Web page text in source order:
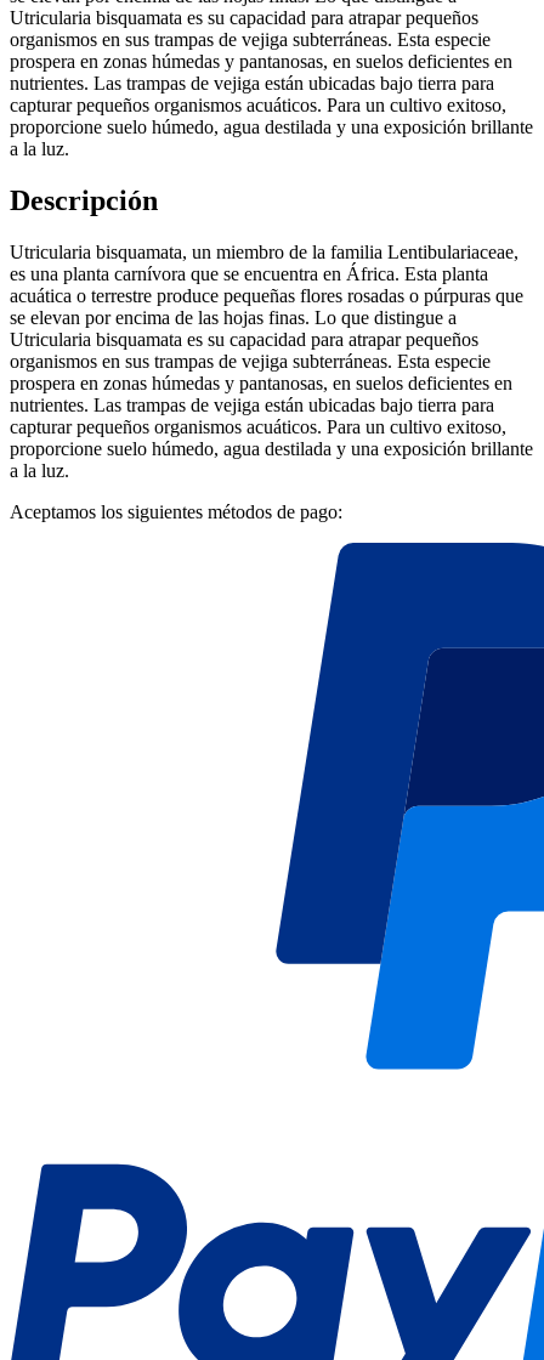
Utricularia bisquamata es su capacidad para atrapar pequeños
organismos en sus trampas de vejiga subterráneas. Esta especie
prospera en zonas húmedas y pantanosas, en suelos deficientes en
nutrientes. Las trampas de vejiga están ubicadas bajo tierra para
capturar pequeños organismos acuáticos. Para un cultivo exitoso,
proporcione suelo húmedo, agua destilada y una exposición brillante
a la luz.
Descripción
Utricularia bisquamata, un miembro de la familia Lentibulariaceae,
es una planta carnívora que se encuentra en África. Esta planta
acuática o terrestre produce pequeñas flores rosadas o púrpuras que
se elevan por encima de las hojas finas. Lo que distingue a
Utricularia bisquamata es su capacidad para atrapar pequeños
organismos en sus trampas de vejiga subterráneas. Esta especie
prospera en zonas húmedas y pantanosas, en suelos deficientes en
nutrientes. Las trampas de vejiga están ubicadas bajo tierra para
capturar pequeños organismos acuáticos. Para un cultivo exitoso,
proporcione suelo húmedo, agua destilada y una exposición brillante
a la luz.
Aceptamos los siguientes métodos de pago: